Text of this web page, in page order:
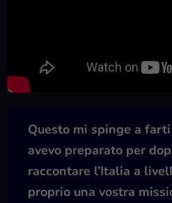
Questo mi spinge a
avevo preparato per
raccontare l’Italia a
proprio una vostra